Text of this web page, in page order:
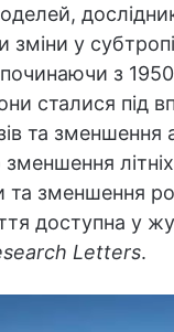
зміни у
починаючи з
сталися під
та зменшення
та зменшення
доступна у
Letters.